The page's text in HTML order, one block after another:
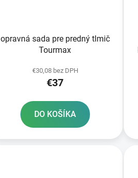
opravná sada pre predný tlmič
Tourmax
€30,08 bez DPH
€37
DO KOŠÍKA